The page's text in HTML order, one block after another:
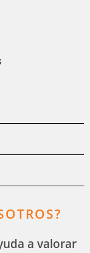
a valorar